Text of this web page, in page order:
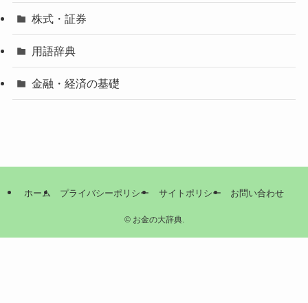
株式・証券
用語辞典
金融・経済の基礎
ホーム プライバシーポリシー サイトポリシー お問い合わせ
©お金の大辞典.